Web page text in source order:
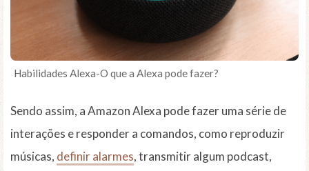
Habilidades Alexa-O que a Alexa pode fazer?
Sendo assim, a Amazon Alexa pode fazer uma série de
interações e responder a comandos, como reproduzir
músicas, definir alarmes, transmitir algum podcast,